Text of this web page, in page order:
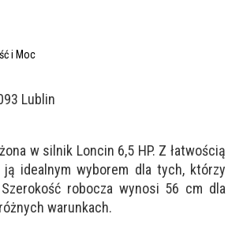
i Moc
Lublin
w silnik Loncin 6,5 HP. Z łatwością
idealnym wyborem dla tych, którzy
robocza wynosi 56 cm dla
warunkach.